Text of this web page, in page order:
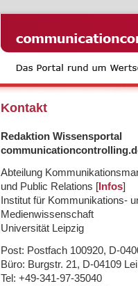
Kontakt
Redaktion Wissensportal
Abteilung
und Public Relations [ Infos]
Institut für Kommunikations-
Medienwissenschaft
Universität Leipzig
Post: Postfach 100920, D-
Büro: Burgstr. 21, D-04109
Tel: +49-341-97-35040